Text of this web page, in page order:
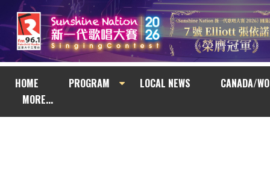
HOME PROGRAM LOCAL NEWS
CANADA/
MORE...